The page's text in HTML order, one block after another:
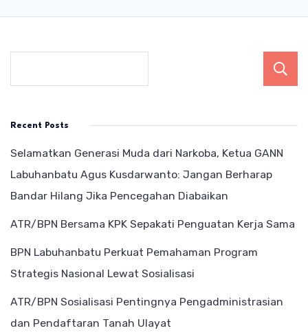
Recent Posts
Selamatkan Generasi Muda dari Narkoba, Ketua GANN
Labuhanbatu Agus Kusdarwanto: Jangan Berharap
Bandar Hilang Jika Pencegahan Diabaikan
ATR/BPN Bersama KPK Sepakati Penguatan Kerja Sama
BPN Labuhanbatu Perkuat Pemahaman Program
Strategis Nasional Lewat Sosialisasi
ATR/BPN Sosialisasi Pentingnya Pengadministrasian
dan Pendaftaran Tanah Ulayat